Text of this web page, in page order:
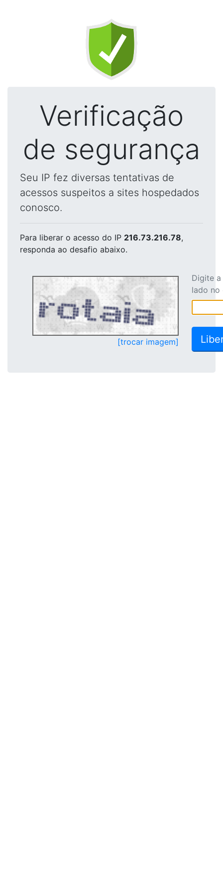
Verificação
de segurança
Seu IP fez diversas tentativas de
acessos suspeitos a sites hospedados
conosco.
Para liberar o acesso do IP 216.73.216.78,
responda ao desafio abaixo.
[trocar imagem]
Digite
lado no